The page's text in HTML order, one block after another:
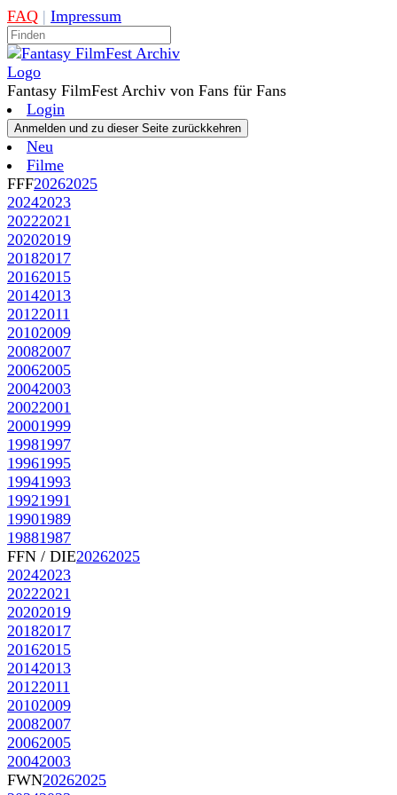
FAQ | Impressum
Fantasy FilmFest Archiv von Fans für Fans
Login
Neu
Filme
FFF20262025
20242023
20222021
20202019
20182017
20162015
20142013
20122011
20102009
20082007
20062005
20042003
20022001
20001999
19981997
19961995
19941993
19921991
19901989
19881987
FFN / DIE20262025
20242023
20222021
20202019
20182017
20162015
20142013
20122011
20102009
20082007
20062005
20042003
FWN20262025